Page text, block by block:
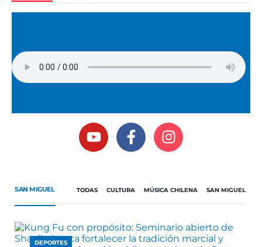
SAN MIGUEL TODAS CULTURA MÚSICA CHILENA SAN MIGUEL
DEPORTES